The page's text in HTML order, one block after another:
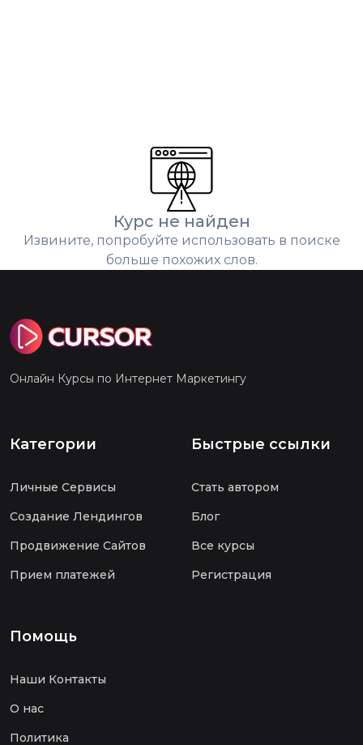
Курс не найден
Извините, попробуйте использовать в поиске
больше похожих слов.
Онлайн Курсы по Интернет Маркетингу
Категории
Личные Сервисы
Создание Лендингов
Продвижение Сайтов
Прием платежей
Быстрые ссылки
Стать автором
Блог
Все курсы
Регистрация
Помощь
Наши Контакты
О нас
Политика